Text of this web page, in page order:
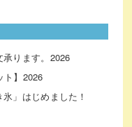
ります。2026
ト】2026
」はじめました！